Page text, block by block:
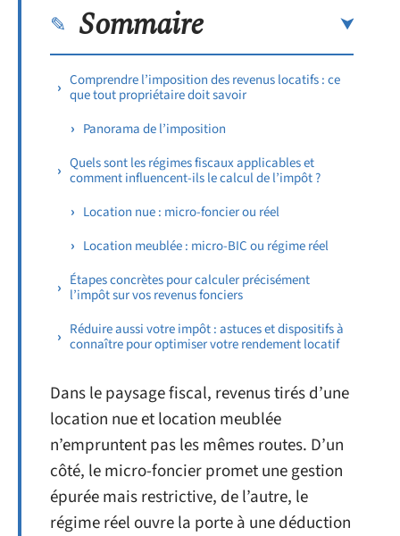
Sommaire
Comprendre l’imposition des revenus locatifs : ce
que tout propriétaire doit savoir
Panorama de l’imposition
Quels sont les régimes fiscaux applicables et
comment influencent-ils le calcul de l’impôt ?
Location nue : micro-foncier ou réel
Location meublée : micro-BIC ou régime réel
Étapes concrètes pour calculer précisément
l’impôt sur vos revenus fonciers
Réduire aussi votre impôt : astuces et dispositifs à
connaître pour optimiser votre rendement locatif
Dans le paysage fiscal, revenus tirés d’une
location nue et location meublée
n’empruntent pas les mêmes routes. D’un
côté, le micro-foncier promet une gestion
épurée mais restrictive, de l’autre, le
régime réel ouvre la porte à une déduction